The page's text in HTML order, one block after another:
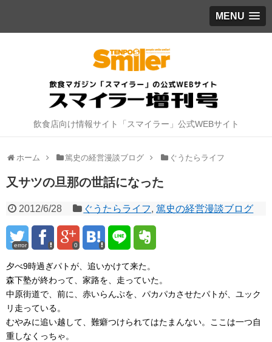
MENU
飲食店向け情報サイト「スマイラー」公式WEBサイト
ホーム 篤史の経営漫談ブログ ぐうたらライフ
又サツの旦那の世話になった
2012/6/28 ぐうたらライフ,篤史の経営漫談ブログ
error 0
夕べ9時過ぎパトが、追いかけて来た。
森下塾が終わって、家路を、走っていた。
中原街道で、前に、赤いらんぷを、パカパカさせたパトが、ユック
リ走っている。
むやみに追い越して、難癖つけられてはたまんない。ここは一つ自
重しなくっちゃ。